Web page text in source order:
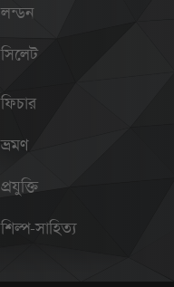
লন্ডন
সিলেট
ফিচার
ভ্রমণ
প্রযুক্তি
শিল্প-সাহিত্য